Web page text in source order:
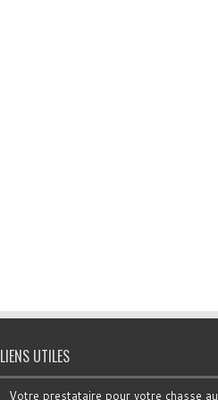
LIENS UTILES
Votre prestataire pour votre chasse au